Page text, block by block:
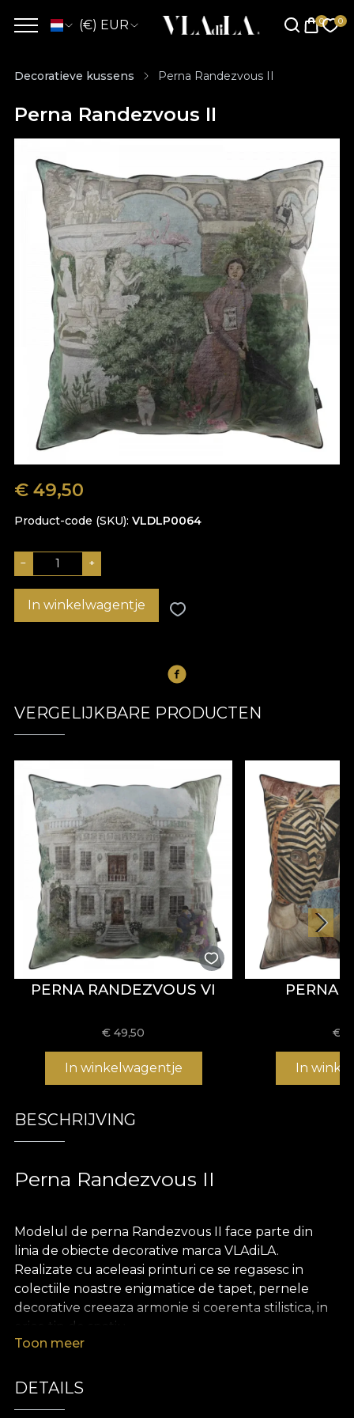
(€) EUR
Decoratieve kussens Perna Randezvous II
Perna Randezvous II
€ 49,50
Product-code (SKU) VLDLP0064
− +
In winkelwagentje
VERGELIJKBARE PRODUCTEN
PERNA RANDEZVOUS VI
€49,50
In winkelwagentje
PERNA
€
In
BESCHRIJVING
Perna Randezvous II
Modelul de perna Randezvous II face parte din
linia de obiecte decorative marca VLAdiLA.
Realizate cu aceleasi printuri ce se regasesc in
colectiile noastre enigmatice de tapet, pernele
decorative creeaza armonie si coerenta stilistica, in
orice tip de spatiu.
bogat si pretios, extrem de placut la atingere.
Toon meer
DETAILS